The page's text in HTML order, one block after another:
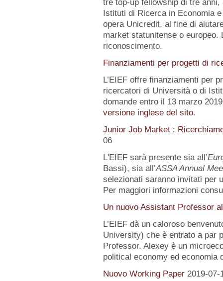
tre top-up fellowship di tre
Istituti di Ricerca in Economia
opera Unicredit, al fine di
market statunitense o europeo.
riconoscimento.
Finanziamenti per progetti di
L’EIEF offre finanziamenti per
ricercatori di Università o di
domande entro il 13 marzo
versione inglese del sito.
Junior Job Market :
06
L'EIEF sarà presente sia all’
Bassi), sia all’ASSA Annual
selezionati saranno invitati per
Per maggiori informazioni
Un nuovo Assistant Professor
L’EIEF dà un caloroso
University) che è entrato a par
Professor. Alexey è un
political economy ed
Nuovo Working Paper 2019-07-